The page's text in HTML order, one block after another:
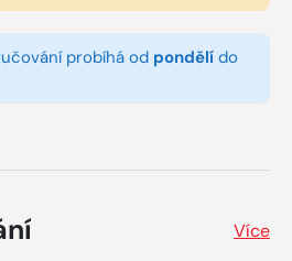
probíhá od pondělí do
Více